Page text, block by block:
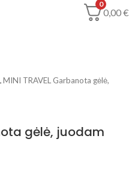
0
0,00€
MINI TRAVEL Garbanota gėlė,
gėlė, juodam